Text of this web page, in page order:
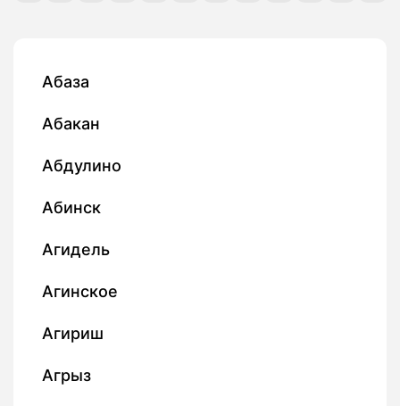
Абаза
Абакан
Абдулино
Абинск
Агидель
Агинское
Агириш
Агрыз